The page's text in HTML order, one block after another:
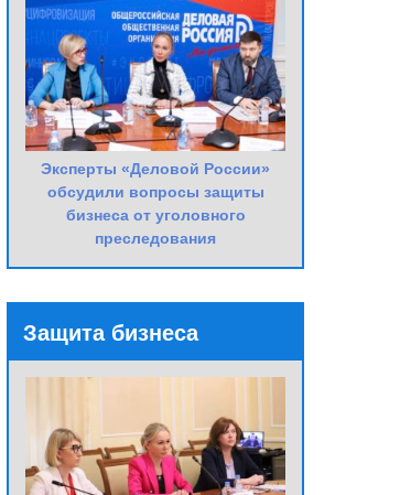
Эксперты «Деловой России»
обсудили вопросы защиты
бизнеса от уголовного
преследования
Защита бизнеса